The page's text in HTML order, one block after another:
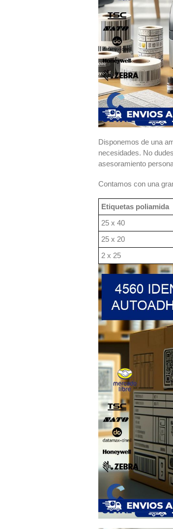
Disponemos de una
necesidades. No
asesoramiento
Contamos con una
Etiquetas poliamida
25 x 40
25 x 20
2 x 25